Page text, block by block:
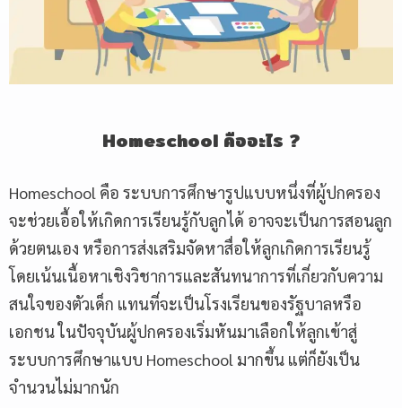
Homeschool คืออะไร ?
Homeschool คือ ระบบการศึกษารูปแบบหนึ่งที่ผู้ปกครอง
จะช่วยเอื้อให้เกิดการเรียนรู้กับลูกได้ อาจจะเป็นการสอนลูก
ด้วยตนเอง หรือการส่งเสริมจัดหาสื่อให้ลูกเกิดการเรียนรู้
โดยเน้นเนื้อหาเชิงวิชาการและสันทนาการที่เกี่ยวกับความ
สนใจของตัวเด็ก แทนที่จะเป็นโรงเรียนของรัฐบาลหรือ
เอกชน ในปัจจุบันผู้ปกครองเริ่มหันมาเลือกให้ลูกเข้าสู่
ระบบการศึกษาแบบ Homeschool มากขึ้น แต่ก็ยังเป็น
จำนวนไม่มากนัก